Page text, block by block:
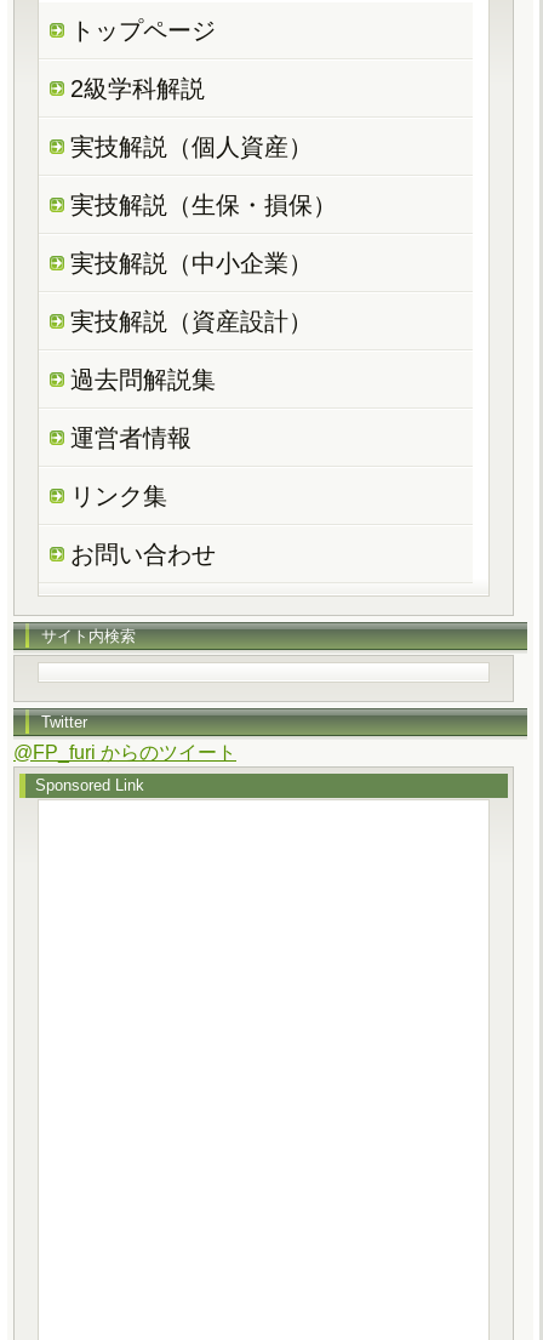
トップページ
2級学科解説
実技解説（個人資産）
実技解説（生保・損保）
実技解説（中小企業）
実技解説（資産設計）
過去問解説集
運営者情報
リンク集
お問い合わせ
サイト内検索
Twitter
@FP_furi からのツイート
Sponsored Link